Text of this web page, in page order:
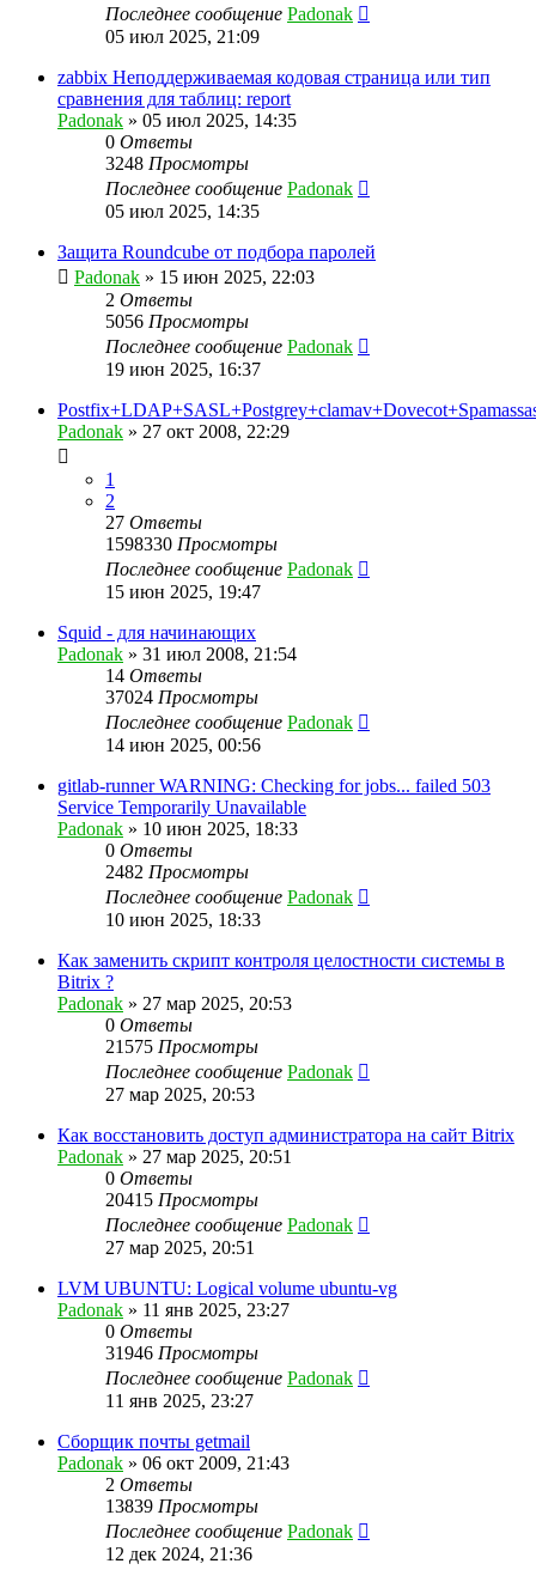
Последнее сообщение Padonak
05 июл 2025, 21:09
zabbix Неподдерживаемая кодовая страница или тип
сравнения для таблиц: report
Padonak » 05 июл 2025, 14:35
0 Ответы
3248 Просмотры
Последнее сообщение Padonak
05 июл 2025, 14:35
Защита Roundcube от подбора паролей
Padonak » 15 июн 2025, 22:03
2 Ответы
5056 Просмотры
Последнее сообщение Padonak
19 июн 2025, 16:37
Padonak » 27 окт 2008, 22:29
1
2
27 Ответы
1598330 Просмотры
Последнее сообщение Padonak
15 июн 2025, 19:47
Squid - для начинающих
Padonak » 31 июл 2008, 21:54
14 Ответы
37024 Просмотры
Последнее сообщение Padonak
14 июн 2025, 00:56
gitlab-runner WARNING: Checking for jobs... failed 503
Service Temporarily Unavailable
Padonak » 10 июн 2025, 18:33
0 Ответы
2482 Просмотры
Последнее сообщение Padonak
10 июн 2025, 18:33
Как заменить скрипт контроля целостности системы в
Bitrix ?
Padonak » 27 мар 2025, 20:53
0 Ответы
21575 Просмотры
Последнее сообщение Padonak
27 мар 2025, 20:53
Как восстановить доступ администратора на сайт Bitrix
Padonak » 27 мар 2025, 20:51
0 Ответы
20415 Просмотры
Последнее сообщение Padonak
27 мар 2025, 20:51
LVM UBUNTU: Logical volume ubuntu-vg
Padonak » 11 янв 2025, 23:27
0 Ответы
31946 Просмотры
Последнее сообщение Padonak
11 янв 2025, 23:27
Сборщик почты getmail
Padonak » 06 окт 2009, 21:43
2 Ответы
13839 Просмотры
Последнее сообщение Padonak
12 дек 2024, 21:36